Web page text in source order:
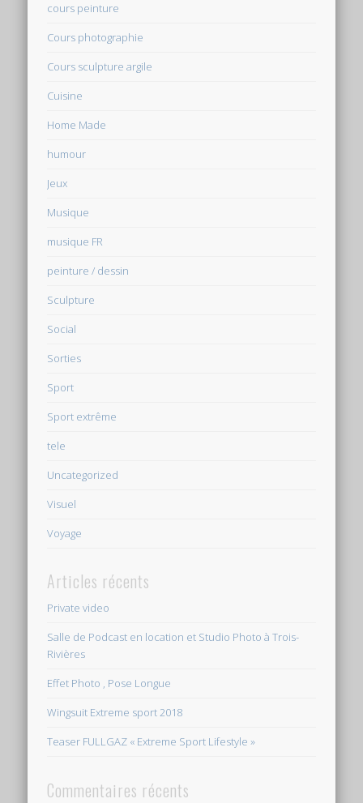
cours peinture
Cours photographie
Cours sculpture argile
Cuisine
Home Made
humour
Jeux
Musique
musique FR
peinture / dessin
Sculpture
Social
Sorties
Sport
Sport extrême
tele
Uncategorized
Visuel
Voyage
Articles récents
Private video
Salle de Podcast en location et Studio Photo à Trois-
Rivières
Effet Photo , Pose Longue
Wingsuit Extreme sport 2018
Teaser FULLGAZ « Extreme Sport Lifestyle »
Commentaires récents